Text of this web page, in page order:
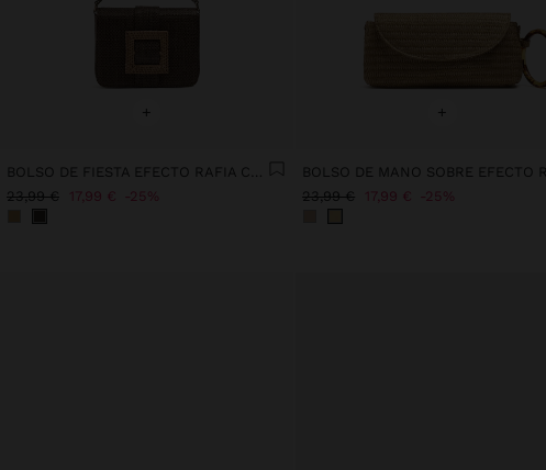
+
BOLSO DE FIESTA EFECTO RAFIA CON SOLAPA
23,99 € 17,99 € 25%
+
23,99 € 17,99 € 25%